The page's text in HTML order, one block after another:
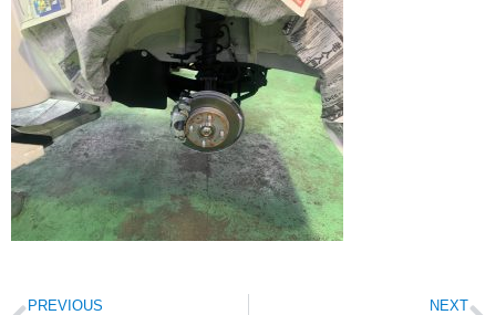
PREVIOUS NEXT